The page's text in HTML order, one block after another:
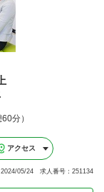
分）
アクセス
2024/05/24 求人番号：251134